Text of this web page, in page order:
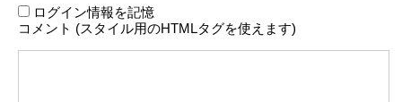
ログイン情報を記憶
コメント (スタイル用のHTMLタグを使えます)